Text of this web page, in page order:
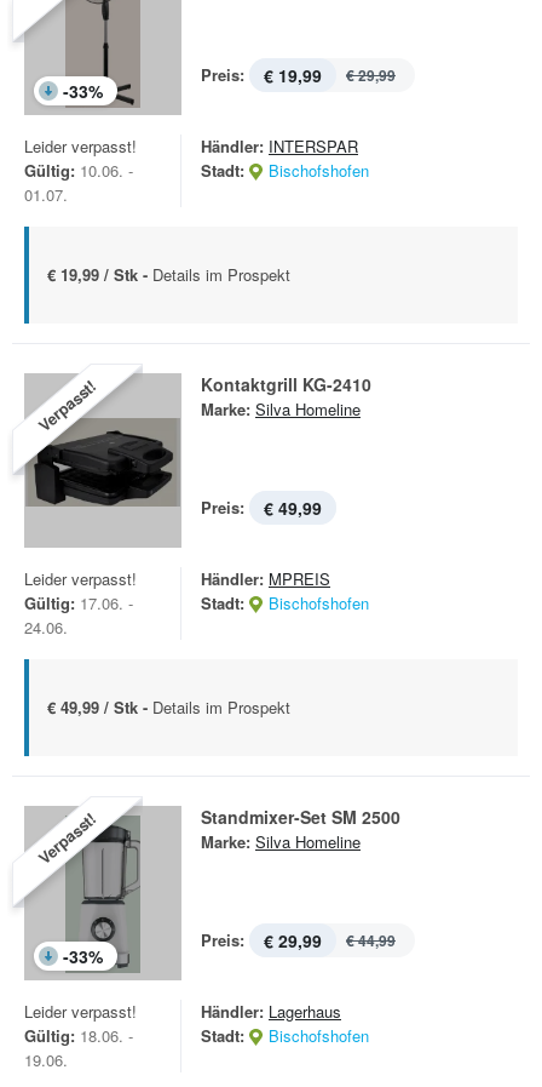
-33%
Preis: € 19,99 € 29,99
Leider verpasst!
Gültig: 10.06. -
01.07.
Händler: INTERSPAR
Stadt:
Bischofshofen
€ 19,99 / Stk - Details im Prospekt
Verpasst! Kontaktgrill KG-2410
Marke: Silva Homeline
Preis: € 49,99
Leider verpasst!
Gültig: 17.06. -
24.06.
Händler: MPREIS
Stadt:
Bischofshofen
€ 49,99 / Stk - Details im Prospekt
Verpasst!
-33%
Standmixer-Set SM 2500
Marke: Silva Homeline
Preis: € 29,99 € 44,99
Leider verpasst!
Gültig: 18.06. -
19.06.
Händler: Lagerhaus
Stadt:
Bischofshofen